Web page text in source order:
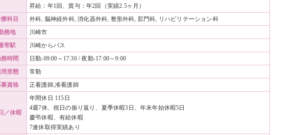
昇給：年1回、賞与：年2回（実績2.5ヶ月）
科目
外科, 脳神経外科, 消化器外科, 整形外科, 肛門科, リハビリテーション科
務地
川崎市
寄駅
川崎からバス
時間
日勤-09:00～17:30 / 夜勤-17:00～9:00
用形態
常勤
募資格
正看護師,准看護師
／休暇
年間休日 115日
4週7休、祝日の振り返り、夏季休暇3日、年末年始休暇5日
慶弔休暇、有給休暇
7連休取得実績あり